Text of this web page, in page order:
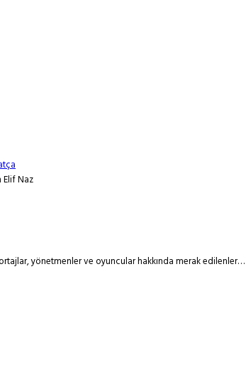
Elif Naz
yönetmenler ve oyuncular hakkında merak edilenler…